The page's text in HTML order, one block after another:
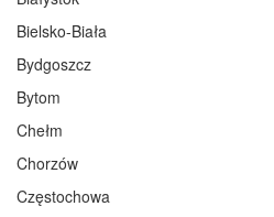
Bielsko-Biała
Bydgoszcz
Bytom
Chełm
Chorzów
Częstochowa